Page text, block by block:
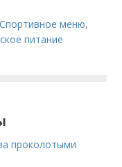
Спортивное меню,
питание
проколотыми